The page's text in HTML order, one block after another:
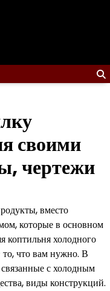
своими
чертежи
вместо
которые в основном
коптильня холодного
что вам нужно. В
с холодным
виды конструкций.